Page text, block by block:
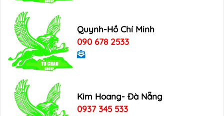
Quynh-Hồ Chí Minh
090 678 2533
Kim Hoang- Đà Nẵng
0937 345 533